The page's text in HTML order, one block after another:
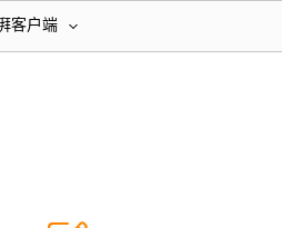
客户端